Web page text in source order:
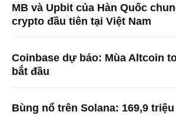
MB và Upbit của Hàn Quốc
crypto đầu tiên tại Việt Nam
Coinbase dự báo: Mùa Altcoin
bắt đầu
Bùng nổ trên Solana: 169,9